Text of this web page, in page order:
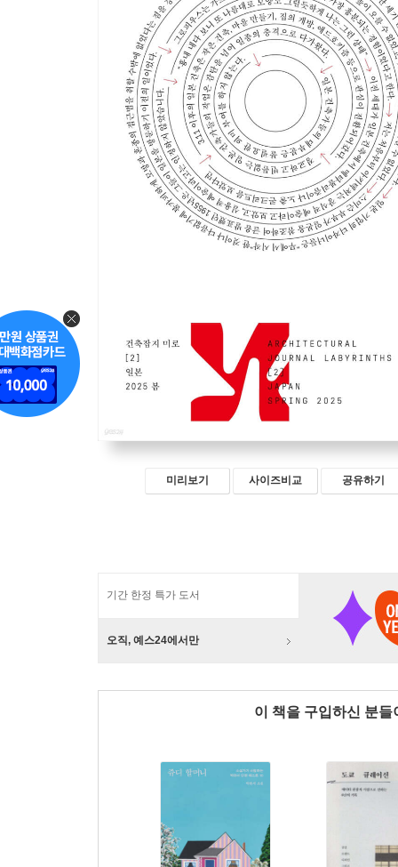
미리보기 사이즈비교 공유하기
기간 한정 특가 도서
오직, 예스24에서만
이 책을 구입하신 분